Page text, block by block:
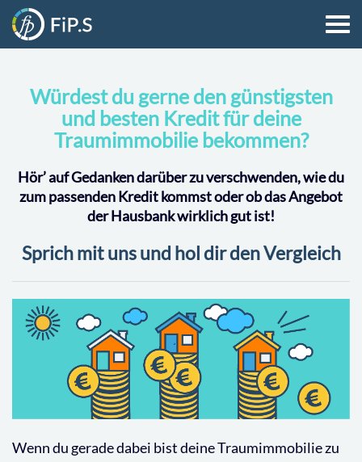
Würdest du gerne den günstigsten
und besten Kredit für deine
Traumimmobilie bekommen?
Hör’ auf Gedanken darüber zu verschwenden, wie du
zum passenden Kredit kommst oder ob das Angebot
der Hausbank wirklich gut ist!
Sprich mit uns und hol dir den Vergleich
Wenn du gerade dabei bist deine Traumimmobilie zu